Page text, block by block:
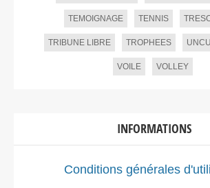
TEMOIGNAGE TENNIS
TRIBUNE LIBRE TROPHEES UNCU
VOILE VOLLEY
INFORMATIONS
Conditions générales